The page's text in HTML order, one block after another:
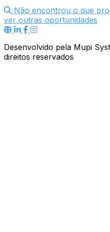
Não encontrou o que
ver outras oportunidades
Desenvolvido pela Mupi
direitos reservados